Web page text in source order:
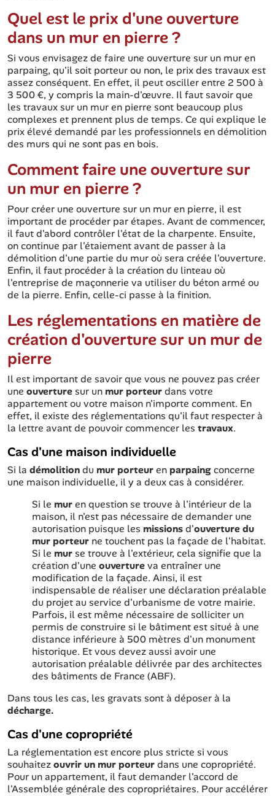
Quel est le prix d'une ouverture
dans un mur en pierre ?
Si vous envisagez de faire une ouverture sur un mur en
parpaing, qu'il soit porteur ou non, le prix des travaux est
assez conséquent. En effet, il peut osciller entre 2 500 à
3 500 €, y compris la main-d'œuvre. Il faut savoir que
les travaux sur un mur en pierre sont beaucoup plus
complexes et prennent plus de temps. Ce qui explique le
prix élevé demandé par les professionnels en démolition
des murs qui ne sont pas en bois.
Comment faire une ouverture sur
un mur en pierre ?
Pour créer une ouverture sur un mur en pierre, il est
important de procéder par étapes. Avant de commencer,
il faut d'abord contrôler l'état de la charpente. Ensuite,
on continue par l'étaiement avant de passer à la
démolition d'une partie du mur où sera créée l'ouverture.
Enfin, il faut procéder à la création du linteau où
l'entreprise de maçonnerie va utiliser du béton armé ou
de la pierre. Enfin, celle-ci passe à la finition.
Les réglementations en matière de
création d'ouverture sur un mur de
pierre
Il est important de savoir que vous ne pouvez pas créer
une ouverturesur un mur porteurdans votre
appartement ou votre maison n'importe comment. En
effet, il existe des réglementations qu'il faut respecter à
la lettre avant de pouvoir commencer les travaux.
Cas d'une maison individuelle
Si la démolitiondu mur porteuren parpaingconcerne
une maison individuelle, il y a deux cas à considérer.
Si le muren question se trouve à l'intérieur de la
maison, il n'est pas nécessaire de demander une
autorisation puisque les missionsd'ouverture du
mur porteur ne touchent pas la façade de l'habitat.
Si le murse trouve à l'extérieur, cela signifie que la
création d'une ouvertureva entraîner une
modification de la façade. Ainsi, il est
indispensable de réaliser une déclaration préalable
du projetau service d'urbanisme de votre mairie.
Parfois, il est même nécessaire de solliciter un
permis de construire si le bâtiment est situé à une
distance inférieure à 500 mètres d'un monument
historique. Et vous devez aussi avoir une
autorisation préalable délivrée par des architectes
des bâtiments de France (ABF).
Dans tous les cas, les gravats sont à déposer à la
décharge.
Cas d'une copropriété
La réglementation est encore plus stricte si vous
souhaitezouvrir un mur porteurdans une copropriété.
Pour un appartement, il faut demander l'accord de
l'Assemblée générale des copropriétaires. Pour accélérer